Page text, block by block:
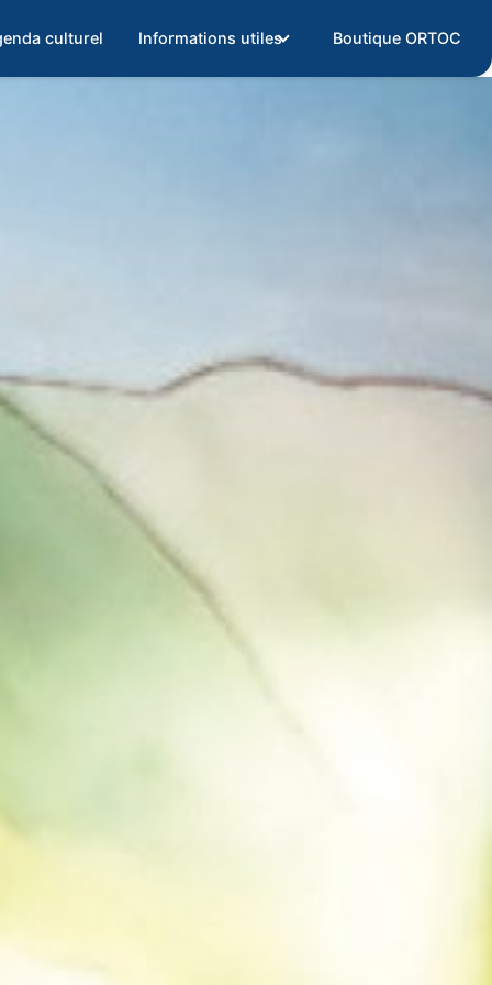
culturel Informations utiles Boutique ORTOC